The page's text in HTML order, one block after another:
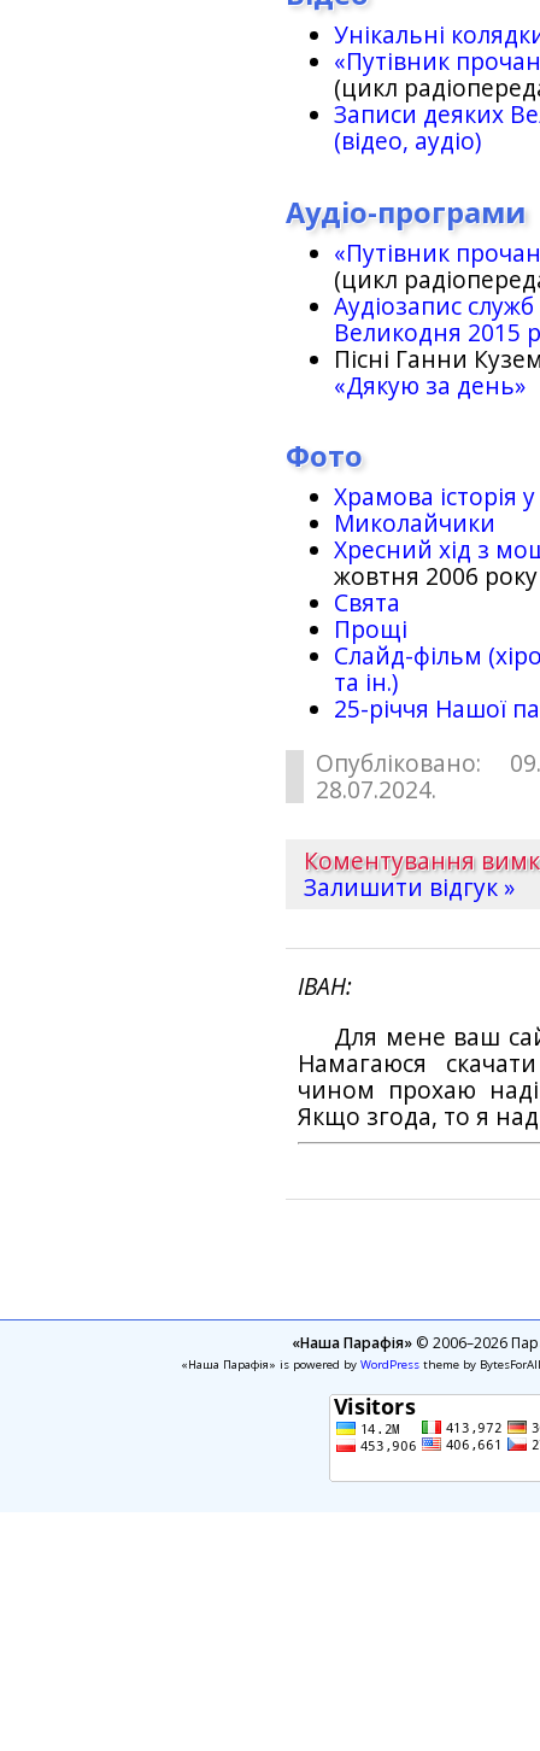
Унікальні
«Путівник
(цикл
Записи деяких
(відео, аудіо)
Аудіо-програми
«Путівник
(цикл
Аудіозапис
Великодня 2015
Пісні Ганни
«Дякую за день»
Фото
Храмова історія
Миколайчики
Хресний хід з
жовтня 2006 року
Свята
Прощі
Слайд-фільм
та ін.)
25-рiччя Нашої
Опубліковано:
28.07.2024.
Коментування
Залишити відгук »
ІВАН
Для мене ваш
Намагаюся
чином прохаю
Якщо згода, то я
«Наша Парафія»© 2006–2026
«Наша Парафія» is powered by WordPresstheme by